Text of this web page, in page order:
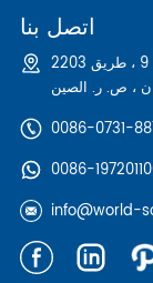
اتصل بنا
2203 غرفة ، المبنى الأول ، قصر لونغشامب الدولي ، رقم 9 ، طريق
، ص. ر. الصين
0086-0731-
0086-
info@world-